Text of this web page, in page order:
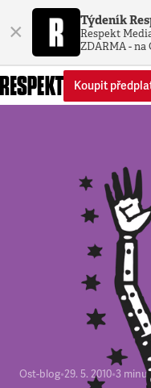
× Týdeník
Respekt
ZDARMA - na
Koupit
Ost-blog•29. 5. 2010•3